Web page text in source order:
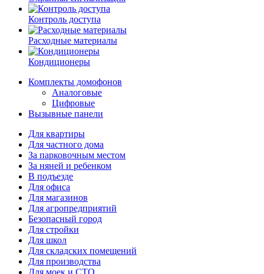
Контроль доступа
Расходные материалы
Кондиционеры
Комплекты домофонов
Аналоговые
Цифровые
Вызывные панели
Для квартиры
Для частного дома
За парковочным местом
За няней и ребенком
В подъезде
Для офиса
Для магазинов
Для агропредприятий
Безопасный город
Для стройки
Для школ
Для складских помещений
Для производства
Для моек и СТО